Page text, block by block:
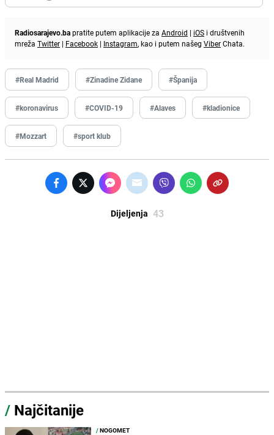
Radiosarajevo.bapratite putem aplikacije za Android | iOS i društvenih
mreža Twitter | Facebook | Instagram, kao i putem našeg ViberChata.
#Real Madrid #Zinadine Zidane #Španija
#koronavirus #COVID-19 #Alaves #kladionice
#Mozzart #sport klub
Dijeljenja 43
/ Najčitanije
/NOGOMET